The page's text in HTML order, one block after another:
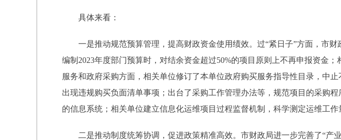
具体来看：
一是推动规范预算管理，提高财政资金使用绩效。过“紧日子”方面，市
编制2023年度部门预算时，对结余资金超过50%的项目原则上不再申报资金
服务和政府采购方面，相关单位修订了本单位政府购买服务指导性目录，中
出现违规购买负面清单事项；出台了采购工作管理办法等，规范项目的采购
的信息系统；相关单位建立信息化运维项目过程监督机制，科学测定运维工
二是推动制度统筹协调，促进政策精准高效。市财政局进一步完善了“产